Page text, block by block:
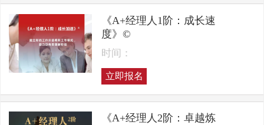
《A+经理人1阶：成长速
度》©
时间：
立即报名
《A+经理人2阶：卓越炼